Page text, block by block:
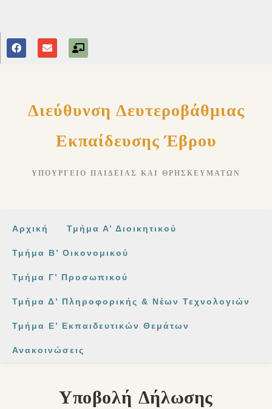
Διεύθυνση Δευτεροβάθμιας
Εκπαίδευσης Έβρου
ΥΠΟΥΡΓΕΊΟ ΠΑΙΔΕΊΑΣ ΚΑΙ ΘΡΗΣΚΕΥΜΆΤΩΝ
Αρχική Τμήμα Α’ Διοικητικού
Τμήμα Β’ Οικονομικού
Τμήμα Γ’ Προσωπικού
Τμήμα Δ’ Πληροφορικής & Νέων Τεχνολογιών
Τμήμα Ε’ Εκπαιδευτικών Θεμάτων
Ανακοινώσεις
Υποβολή Δήλωσης